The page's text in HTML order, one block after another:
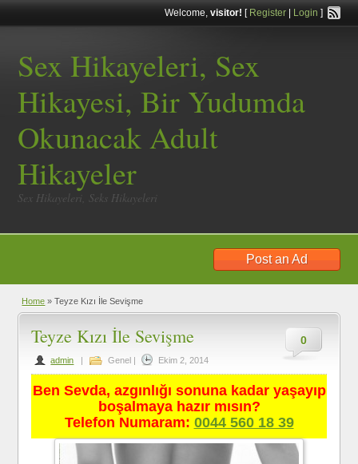
Welcome, visitor! [ Register| Login ]
Sex Hikayeleri, Sex
Hikayesi, Bir Yudumda
Okunacak Adult
Hikayeler
Sex Hikayeleri, Seks Hikayeleri
Post an Ad
Home » Teyze Kızı İle Sevişme
0
Teyze Kızı İle Sevişme
admin | Genel | Ekim 2, 2014
Ben Sevda, azgınlığı sonuna kadar yaşayıp
boşalmaya hazır mısın?
Telefon Numaram: 0044 560 18 39